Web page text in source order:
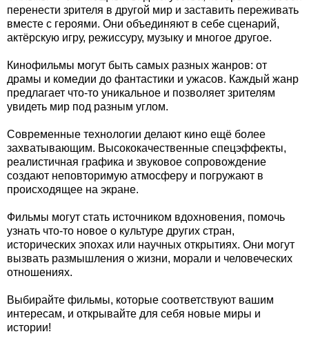
перенести зрителя в другой мир и заставить переживать
вместе с героями. Они объединяют в себе сценарий,
актёрскую игру, режиссуру, музыку и многое другое.
Кинофильмы могут быть самых разных жанров: от
драмы и комедии до фантастики и ужасов. Каждый жанр
предлагает что-то уникальное и позволяет зрителям
увидеть мир под разным углом.
Современные технологии делают кино ещё более
захватывающим. Высококачественные спецэффекты,
реалистичная графика и звуковое сопровождение
создают неповторимую атмосферу и погружают в
происходящее на экране.
Фильмы могут стать источником вдохновения, помочь
узнать что-то новое о культуре других стран,
исторических эпохах или научных открытиях. Они могут
вызвать размышления о жизни, морали и человеческих
отношениях.
Выбирайте фильмы, которые соответствуют вашим
интересам, и открывайте для себя новые миры и
истории!